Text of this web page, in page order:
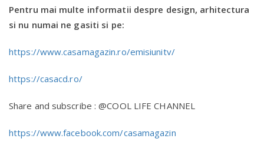
Pentru mai multe informatii despre design, arhitectura
si nu numai ne gasiti si pe:
https://www.casamagazin.ro/emisiunitv/
https://casacd.ro/
Share and subscribe : @COOL LIFE CHANNEL
https://www.facebook.com/casamagazin